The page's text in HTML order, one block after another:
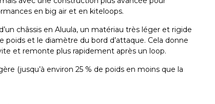
en big air et en kiteloops.
châssis en Aluula, un matériau très léger et rigide
et le diamètre du bord d’attaque. Cela donne
et remonte plus rapidement après un loop.
(jusqu’à environ 25 % de poids en moins que la